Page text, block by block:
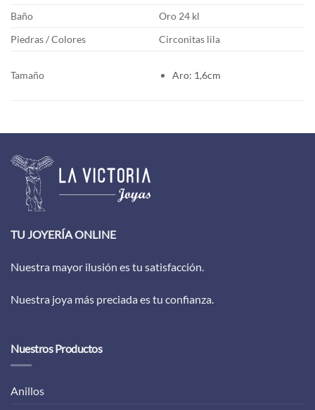
Baño
Oro 24 kl
Piedras / Colores
Circonitas lila
Tamaño Aro: 1,6cm
TU JOYERÍA ONLINE
Nuestra mayor ilusión es tu satisfacción.
Nuestra joya más preciada es tu confianza.
Nuestros Productos
Anillos